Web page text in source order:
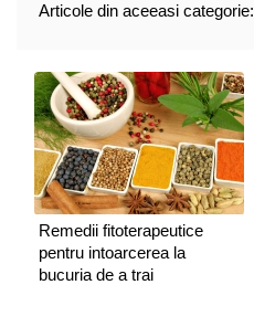
Articole din aceeasi categorie:
Remedii fitoterapeutice
pentru intoarcerea la
bucuria de a trai